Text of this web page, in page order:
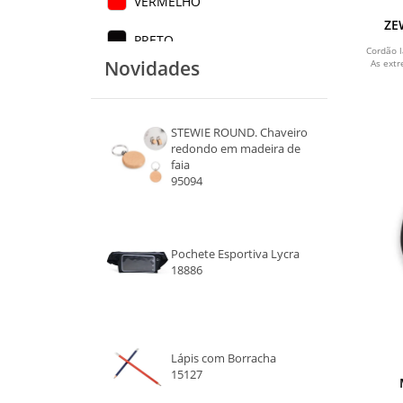
PRETO
AZUL CLARO
ROXO
AZUL ROYAL
CROMADO
NATURAL
Novidades
STEWIE ROUND. Chaveiro
redondo em madeira de
faia
95094
Pochete Esportiva Lycra
18886
Lápis com Borracha
15127
Cordão
As